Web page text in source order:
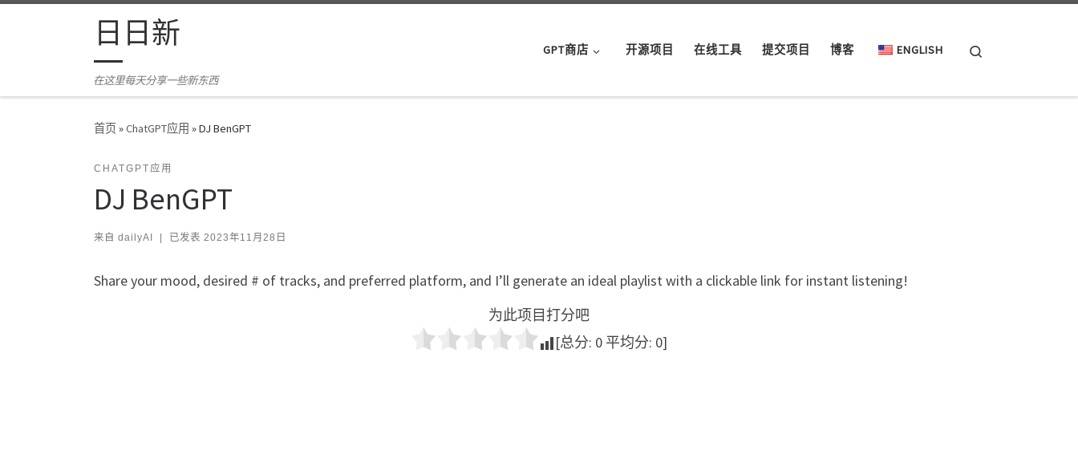
Skip to content日日新
在这里每天分享一些新东西
GPT商店 开源项目 在线工具 提交项目 博客 ENGLISH
首页»ChatGPT应用 »DJ BenGPT
CHATGPT应用
DJ BenGPT
来自 dailyAI 已发表 2023年11月28日
Share your mood, desired # of tracks, and preferred platform, and I’ll generate an ideal playlist with a clickable link for instant listening!
为此项目打分吧
[总分: 0 平均分: 0]